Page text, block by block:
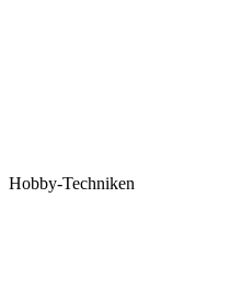
Hobby-Techniken